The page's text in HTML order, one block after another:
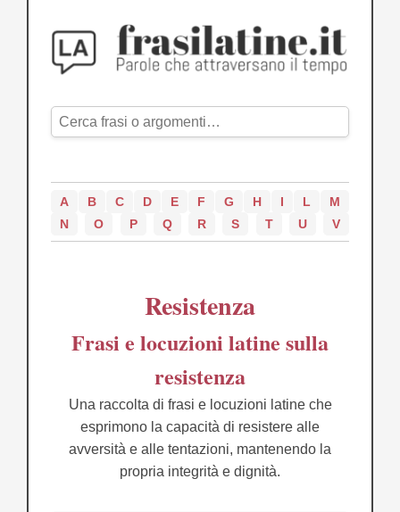
A B C D E F G H I L
M
N
O P Q R S T U V
Resistenza
Frasi e locuzioni latine sulla
resistenza
Una raccolta di frasi e locuzioni latine che
esprimono la capacità di resistere alle
avversità e alle tentazioni, mantenendo la
propria integrità e dignità.